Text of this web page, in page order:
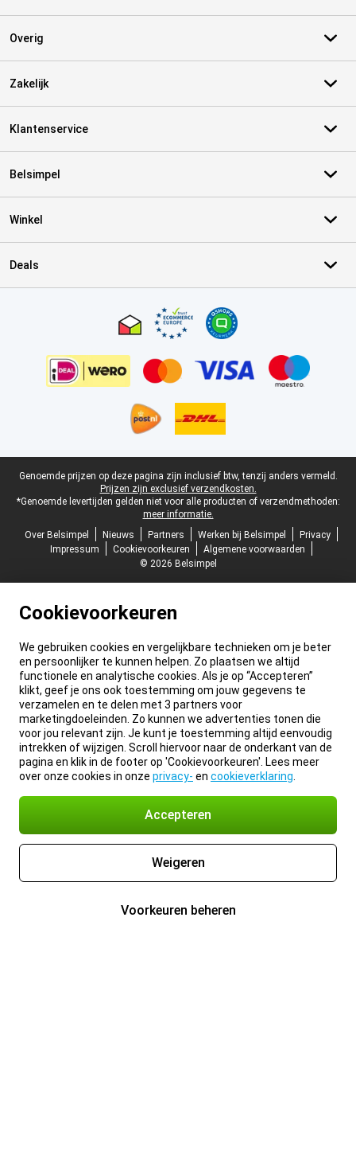
Overig
Zakelijk
Klantenservice
Belsimpel
Winkel
Deals
Juridische voettekst
Genoemde prijzen op deze pagina zijn inclusief btw, tenzij anders vermeld.
Prijzen zijn exclusief verzendkosten.
*Genoemde levertijden gelden niet voor alle producten of verzendmethoden:
meer informatie.
Over Belsimpel
Nieuws Partners Werken bij Belsimpel
Privacy
Impressum
Cookievoorkeuren
Algemene voorwaarden
© 2026 Belsimpel
Cookievoorkeuren
We gebruiken cookies en vergelijkbare technieken om je beter
en persoonlijker te kunnen helpen. Zo plaatsen we altijd
functionele en analytische cookies. Als je op “Accepteren”
klikt, geef je ons ook toestemming om jouw gegevens te
verzamelen en te delen met 3 partners voor
marketingdoeleinden. Zo kunnen we advertenties tonen die
voor jou relevant zijn. Je kunt je toestemming altijd eenvoudig
intrekken of wijzigen. Scroll hiervoor naar de onderkant van de
pagina en klik in de footer op 'Cookievoorkeuren'. Lees meer
over onze cookies in onze privacy- en cookieverklaring
Accepteren
Weigeren
Voorkeuren beheren